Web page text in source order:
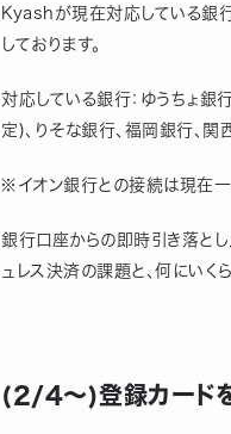
Kyashが現在対応している銀
しております。
対応している銀行：ゆうちょ
定)、りそな銀行、福岡銀行、
※イオン銀行との接続は現在一
銀行口座からの即時引き落と
ュレス決済の課題と、何にい
(2/4〜)登録カード